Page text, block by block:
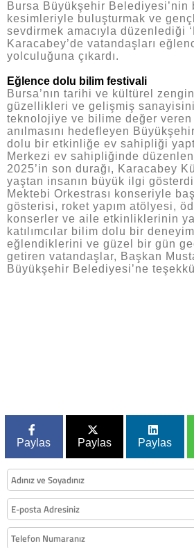
Bursa Büyükşehir Belediyesi’nin
kesimleriyle buluşturmak ve
sevdirmek amacıyla düzenlediği
Karacabey’de vatandaşları
yolculuğuna çıkardı.
Eğlence dolu bilim festivali
Bursa’nın tarihi ve kültürel
güzellikleri ve gelişmiş
teknolojiye ve bilime değer
anılmasını hedefleyen
dolu bir etkinliğe ev sahipliği
Merkezi ev sahipliğinde
2025’in son durağı, Karacabey
yaştan insanın büyük ilgi
Mektebi Orkestrası konseriyle
gösterisi, roket yapım atölyesi,
konserler ve aile etkinliklerinin
katılımcılar bilim dolu bir
eğlendiklerini ve güzel bir gün
getiren vatandaşlar, Başkan
Büyükşehir Belediyesi’ne
Paylas Paylas Paylas